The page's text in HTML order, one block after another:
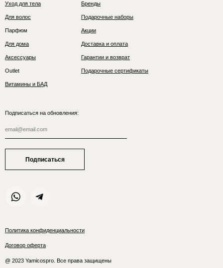
Политика конфиденциальности
Договор оферта
@ 2023 Yamicospro. Все права защищены
Уход для тела
Для волос
Парфюм
Для дома
Аксессуары
Outlet
Витамины и БАД
Бренды
Подарочные наборы
Акции
Доставка и оплата
Гарантии и возврат
Подарочные сертификаты
Подписаться на обновления:
Подписаться